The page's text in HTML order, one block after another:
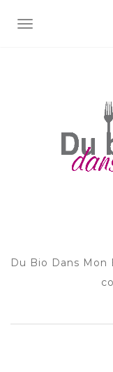
AFFICHER/
Du Bio Dans Mon